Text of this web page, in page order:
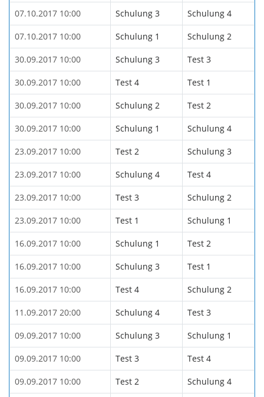
07.10.2017 10:00 Schulung 3 Schulung 4
07.10.2017 10:00 Schulung 1 Schulung 2
30.09.2017 10:00 Schulung 3 Test 3
30.09.2017 10:00 Test 4 Test 1
30.09.2017 10:00 Schulung 2 Test 2
30.09.2017 10:00 Schulung 1 Schulung 4
23.09.2017 10:00 Test 2 Schulung 3
23.09.2017 10:00 Schulung 4 Test 4
23.09.2017 10:00 Test 3 Schulung 2
23.09.2017 10:00 Test 1 Schulung 1
16.09.2017 10:00 Schulung 1 Test 2
16.09.2017 10:00 Schulung 3 Test 1
16.09.2017 10:00 Test 4 Schulung 2
11.09.2017 20:00 Schulung 4 Test 3
09.09.2017 10:00 Schulung 3 Schulung 1
09.09.2017 10:00 Test 3 Test 4
09.09.2017 10:00 Test 2 Schulung 4